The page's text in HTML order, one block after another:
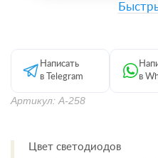
Артикул: А-258
Написать
в Telegram
в
Цвет светодиодов